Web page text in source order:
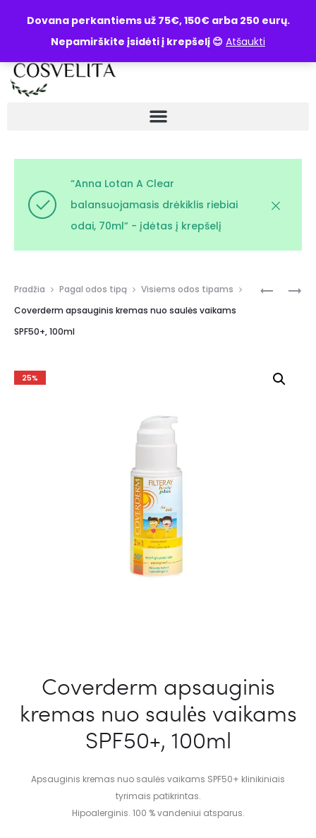
Dovana perkantiems už 75€, 150€ arba 250 eurų.
Nepamirškite įsidėti į krepšelį 😊 Atšaukti
UŽKLAUSA
“Anna Lotan A Clear
balansuojamasis drėkiklis riebiai
odai, 70ml” - įdėtas į krepšelį
Pradžia Pagal odos tipą
Visiems odos tipams
Coverderm apsauginis kremas nuo saulės vaikams
SPF50+, 100ml
25%
Coverderm apsauginis
kremas nuo saulės vaikams
SPF50+, 100ml
Apsauginis kremas nuo saulės vaikams SPF50+ klinikiniais
tyrimais patikrintas.
Hipoalerginis. 100 % vandeniui atsparus.